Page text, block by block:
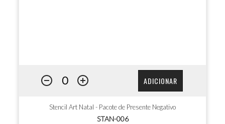
ADICIONAR
Stencil Art Natal - Pacote de Presente Negativo
STAN-006